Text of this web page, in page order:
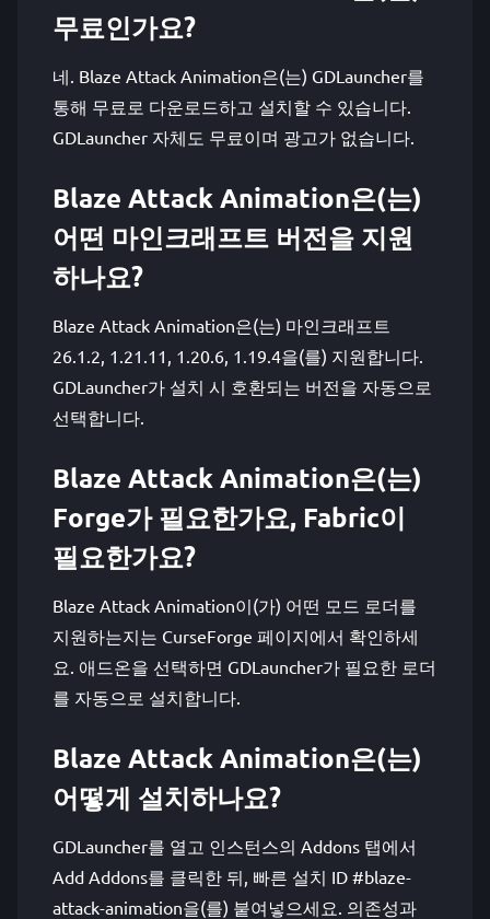
무료인가요?
네. Blaze Attack Animation은(는) GDLauncher를
통해 무료로 다운로드하고 설치할 수 있습니다.
GDLauncher 자체도 무료이며 광고가 없습니다.
Blaze Attack Animation은(는)
어떤 마인크래프트 버전을 지원
하나요?
Blaze Attack Animation은(는) 마인크래프트
26.1.2, 1.21.11, 1.20.6, 1.19.4을(를) 지원합니다.
GDLauncher가 설치 시 호환되는 버전을 자동으로
선택합니다.
Blaze Attack Animation은(는)
Forge가 필요한가요, Fabric이
필요한가요?
Blaze Attack Animation이(가) 어떤 모드 로더를
지원하는지는 CurseForge 페이지에서 확인하세
요. 애드온을 선택하면 GDLauncher가 필요한 로더
를 자동으로 설치합니다.
Blaze Attack Animation은(는)
어떻게 설치하나요?
GDLauncher를 열고 인스턴스의 Addons 탭에서
Add Addons를 클릭한 뒤, 빠른 설치 ID #blaze-
attack-animation을(를) 붙여넣으세요. 의존성과